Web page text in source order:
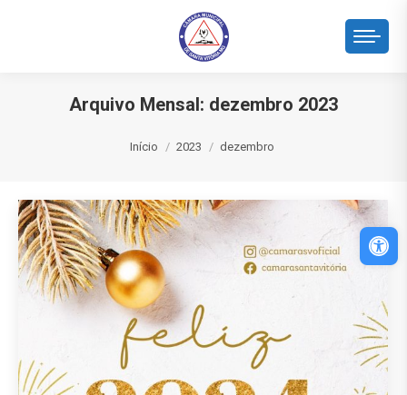
Arquivo Mensal: dezembro 2023
Início 2023 dezembro